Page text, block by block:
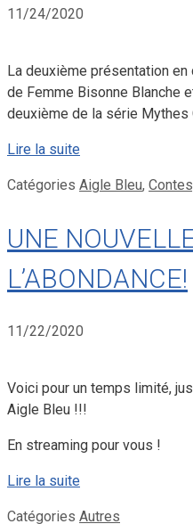
11/24/2020
La deuxième présentation
de Femme Bisonne Blanche
deuxième de la série Mythes
Lire la suite
Catégories Aigle Bleu,
UNE
L’ABONDANCE!
11/22/2020
Voici pour un temps limité,
Aigle Bleu !!!
En streaming pour vous !
Lire la suite
Catégories Autres